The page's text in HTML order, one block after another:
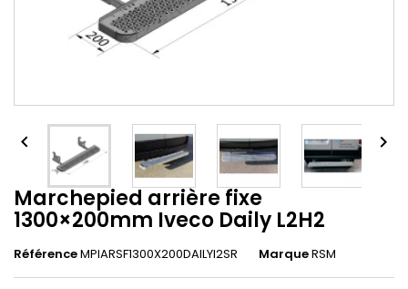
 
Marchepied arrière fixe
1300×200mm Iveco Daily L2H2
RéférenceMPIARSF1300X200DAILYl2SR MarqueRSM